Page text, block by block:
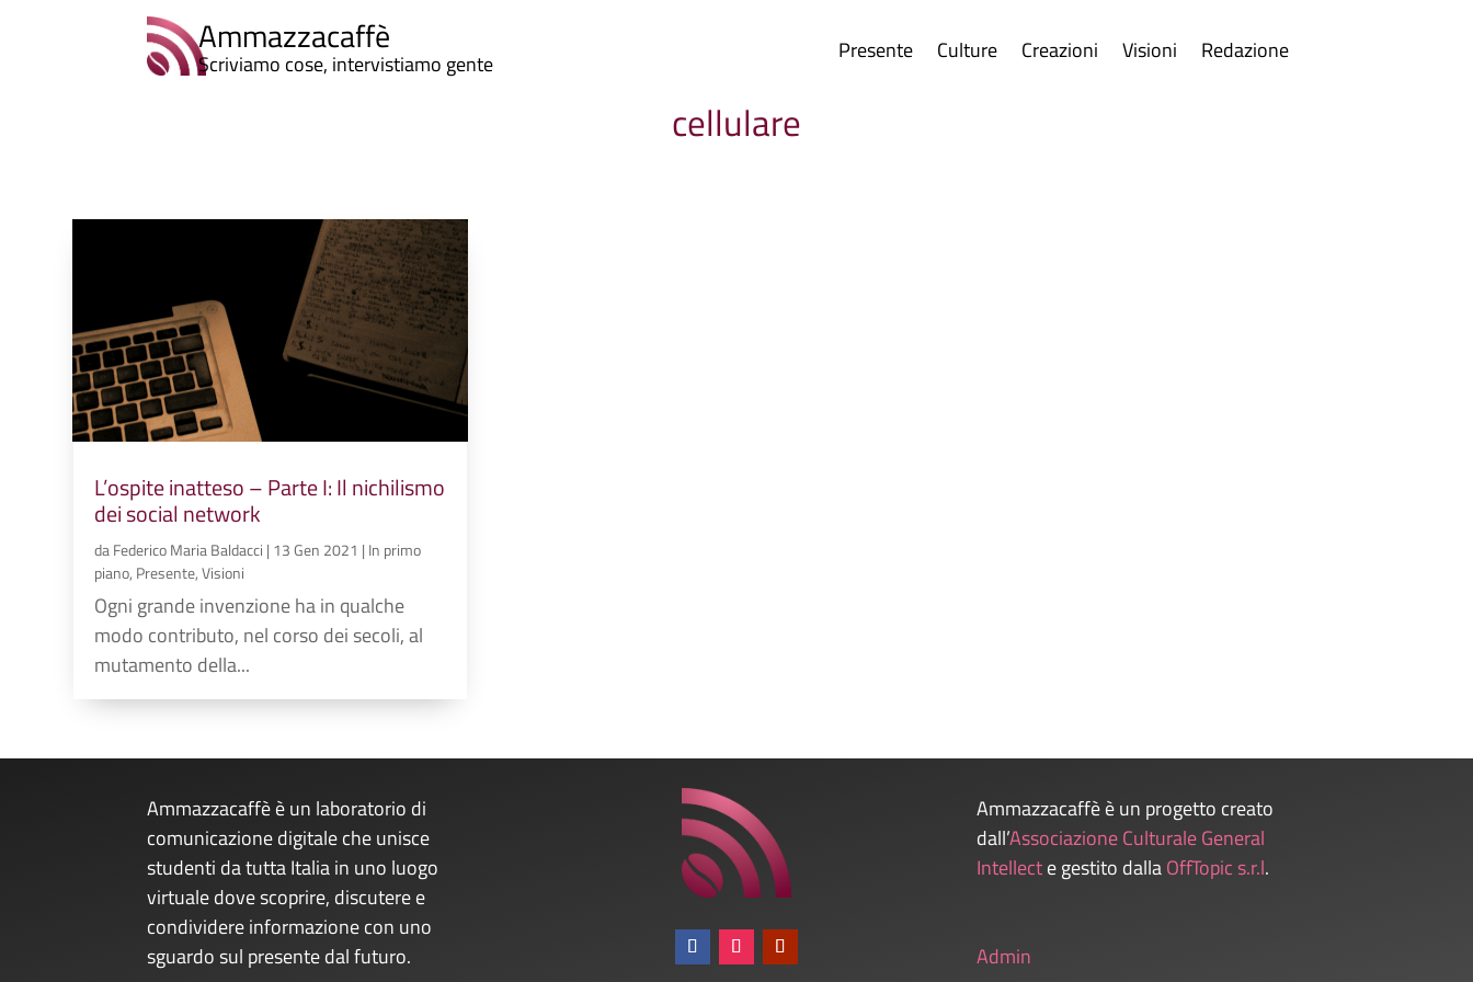
Ammazzacaffè
Scriviamo cose, intervistiamo gente Presente Culture Creazioni Visioni Redazione
cellulare
L’ospite inatteso – Parte I: Il nichilismo
dei social network
daFederico Maria Baldacci | 13 Gen 2021 | In primo
piano, Presente,Visioni
Ogni grande invenzione ha in qualche
modo contributo, nel corso dei secoli, al
mutamento della...
Ammazzacaffè è un laboratorio di
comunicazione digitale che unisce
studenti da tutta Italia in uno luogo
virtuale dove scoprire, discutere e
condividere informazione con uno
sguardo sul presente dal futuro.
Ammazzacaffè è un progetto creato
dall’Associazione Culturale General
Intellecte gestito dallaOffTopic s.r.l.
Admin